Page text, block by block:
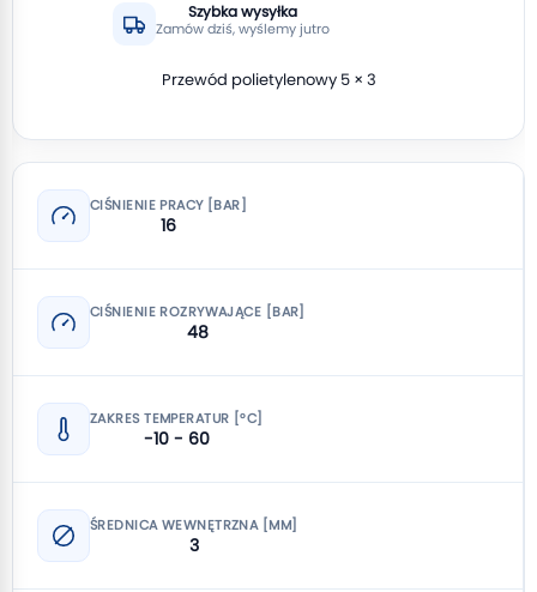
Szybka wysyłka
Zamów dziś, wyślemy jutro
Przewód polietylenowy 5 × 3
CIŚNIENIE PRACY [BAR]
16
CIŚNIENIE ROZRYWAJĄCE [BAR]
48
ZAKRES TEMPERATUR [°C]
-10 - 60
ŚREDNICA WEWNĘTRZNA [MM]
3